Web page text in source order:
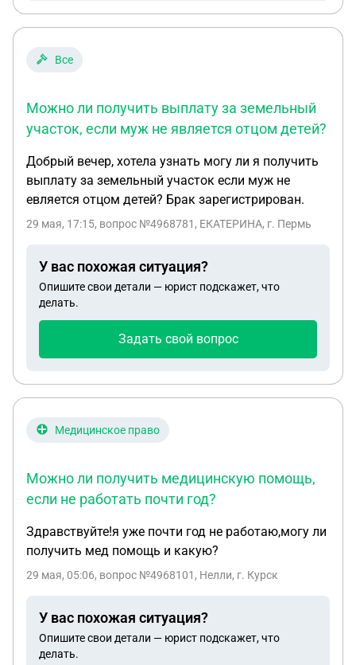
Все
Можно ли получить выплату за земельный
участок, если муж не является отцом детей?
Добрый вечер, хотела узнать могу ли я получить
выплату за земельный участок если муж не
евляется отцом детей? Брак зарегистрирован.
29 мая, 17:15, вопрос №4968781, ЕКАТЕРИНА, г. Пермь
У вас похожая ситуация?
Опишите свои детали — юрист подскажет, что
делать.
Задать свой вопрос
Медицинское право
Можно ли получить медицинскую помощь,
если не работать почти год?
Здравствуйте!я уже почти год не работаю,могу ли
получить мед помощь и какую?
29 мая, 05:06, вопрос №4968101, Нeлли, г. Курск
У вас похожая ситуация?
Опишите свои детали — юрист подскажет, что
делать.